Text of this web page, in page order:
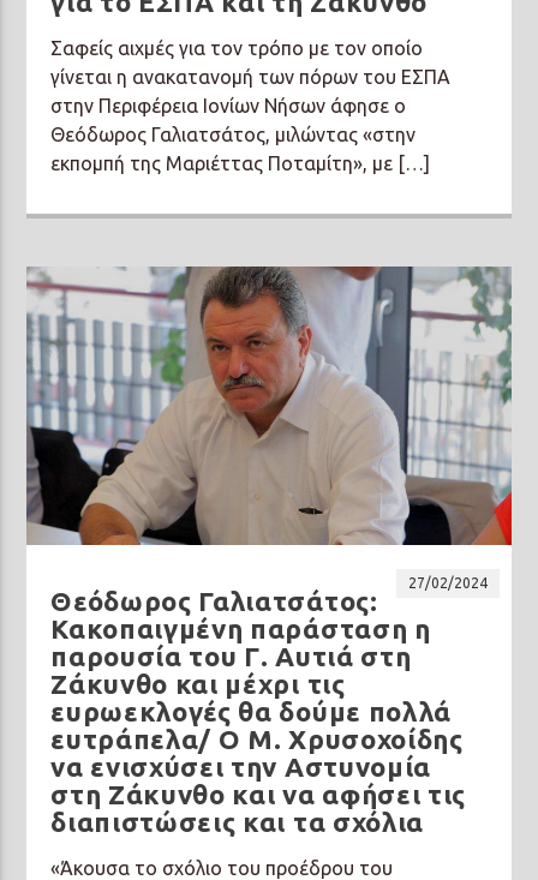
Σαφείς αιχμές για τον τρόπο με τον οποίο
γίνεται η ανακατανομή των πόρων του ΕΣΠΑ
στην Περιφέρεια Ιονίων Νήσων άφησε ο
Θεόδωρος Γαλιατσάτος, μιλώντας «στην
εκπομπή της Μαριέττας Ποταμίτη», με […]
27/02/2024
Θεόδωρος Γαλιατσάτος:
Κακοπαιγμένη παράσταση η
παρουσία του Γ. Αυτιά στη
Ζάκυνθο και μέχρι τις
ευρωεκλογές θα δούμε πολλά
ευτράπελα/ Ο Μ. Χρυσοχοίδης
να ενισχύσει την Αστυνομία
στη Ζάκυνθο και να αφήσει τις
διαπιστώσεις και τα σχόλια
«Άκουσα το σχόλιο του προέδρου του